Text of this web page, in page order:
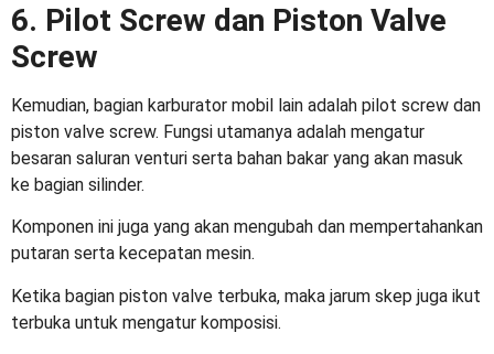
6. Pilot Screw dan Piston Valve
Screw
Kemudian, bagian karburator mobil lain adalah pilot screw dan
piston valve screw. Fungsi utamanya adalah mengatur
besaran saluran venturi serta bahan bakar yang akan masuk
ke bagian silinder.
Komponen ini juga yang akan mengubah dan mempertahankan
putaran serta kecepatan mesin.
Ketika bagian piston valve terbuka, maka jarum skep juga ikut
terbuka untuk mengatur komposisi.